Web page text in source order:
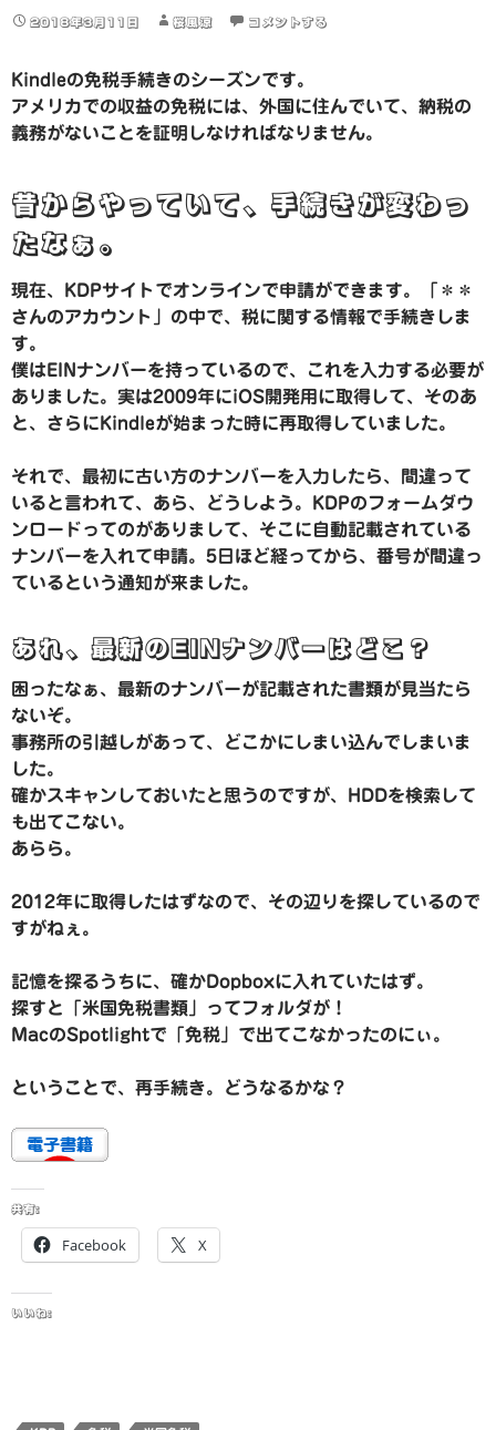
2018年3月11日 桜風涼 コメントする
Kindleの免税手続きのシーズンです。
アメリカでの収益の免税には、外国に住んでいて、納税の
義務がないことを証明しなければなりません。
昔からやっていて、手続きが変わっ
たなぁ。
現在、KDPサイトでオンラインで申請ができます。「＊＊
さんのアカウント」の中で、税に関する情報で手続きしま
す。
僕はEINナンバーを持っているので、これを入力する必要が
ありました。実は2009年にiOS開発用に取得して、そのあ
と、さらにKindleが始まった時に再取得していました。
それで、最初に古い方のナンバーを入力したら、間違って
いると言われて、あら、どうしよう。KDPのフォームダウ
ンロードってのがありまして、そこに自動記載されている
ナンバーを入れて申請。5日ほど経ってから、番号が間違っ
ているという通知が来ました。
あれ、最新のEINナンバーはどこ？
困ったなぁ、最新のナンバーが記載された書類が見当たら
ないぞ。
事務所の引越しがあって、どこかにしまい込んでしまいま
した。
確かスキャンしておいたと思うのですが、HDDを検索して
も出てこない。
あらら。
2012年に取得したはずなので、その辺りを探しているので
すがねぇ。
記憶を探るうちに、確かDopboxに入れていたはず。
探すと「米国免税書類」ってフォルダが！
MacのSpotlightで「免税」で出てこなかったのにぃ。
ということで、再手続き。どうなるかな？
共有:
Facebook X
いいね: